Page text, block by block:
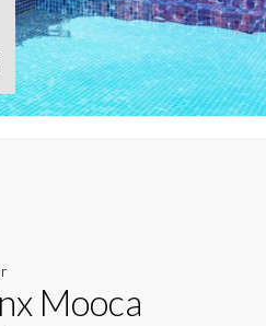
Mooca